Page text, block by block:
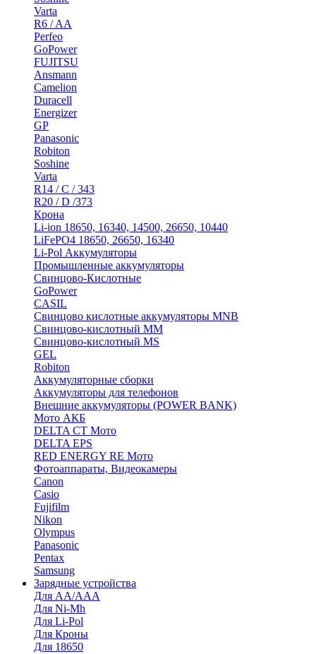
Varta
R6 / AA
Perfeo
GoPower
FUJITSU
Ansmann
Camelion
Duracell
Energizer
GP
Panasonic
Robiton
Soshine
Varta
R14 / C / 343
R20 / D /373
Крона
Li-ion 18650, 16340, 14500, 26650, 10440
LiFePO4 18650, 26650, 16340
Li-Pol Аккумуляторы
Промышленные аккумуляторы
Свинцово-Кислотные
GoPower
CASIL
Свинцово кислотные аккумуляторы MNB
Cвинцово-кислотный MM
Cвинцово-кислотный MS
GEL
Robiton
Аккумуляторные сборки
Аккумуляторы для телефонов
Внешние аккумуляторы (POWER BANK)
Мото АКБ
DELTA CT Мото
DELTA EPS
RED ENERGY RE Мото
Фотоаппараты, Видеокамеры
Canon
Casio
Fujifilm
Nikon
Olympus
Panasonic
Pentax
Samsung
Зарядные устройства
Для AA/AAA
Для Ni-Mh
Для Li-Pol
Для Кроны
Для 18650